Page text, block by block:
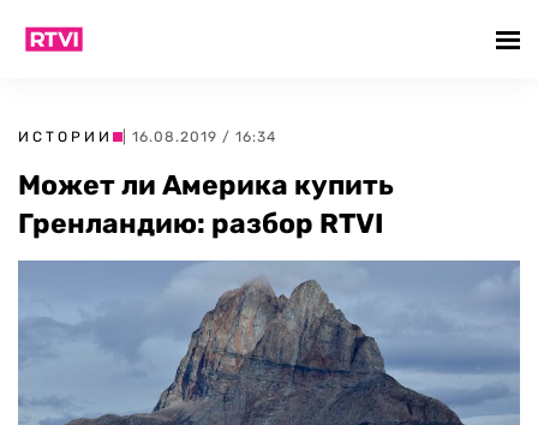
ИСТОРИИ | 16.08.2019 / 16:34
Может ли Америка купить
Гренландию: разбор RTVI